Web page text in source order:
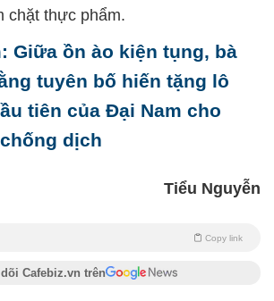
chặt thực phẩm.
Giữa ồn ào kiện tụng, bà
tuyên bố hiến tặng lô
tiên của Đại Nam cho
dịch
Tiểu Nguyễn
Copy link
Cafebiz.vn trên